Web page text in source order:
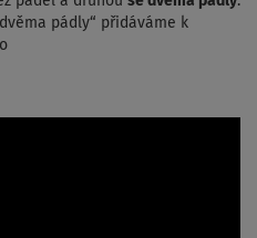
pádly“ přidáváme k